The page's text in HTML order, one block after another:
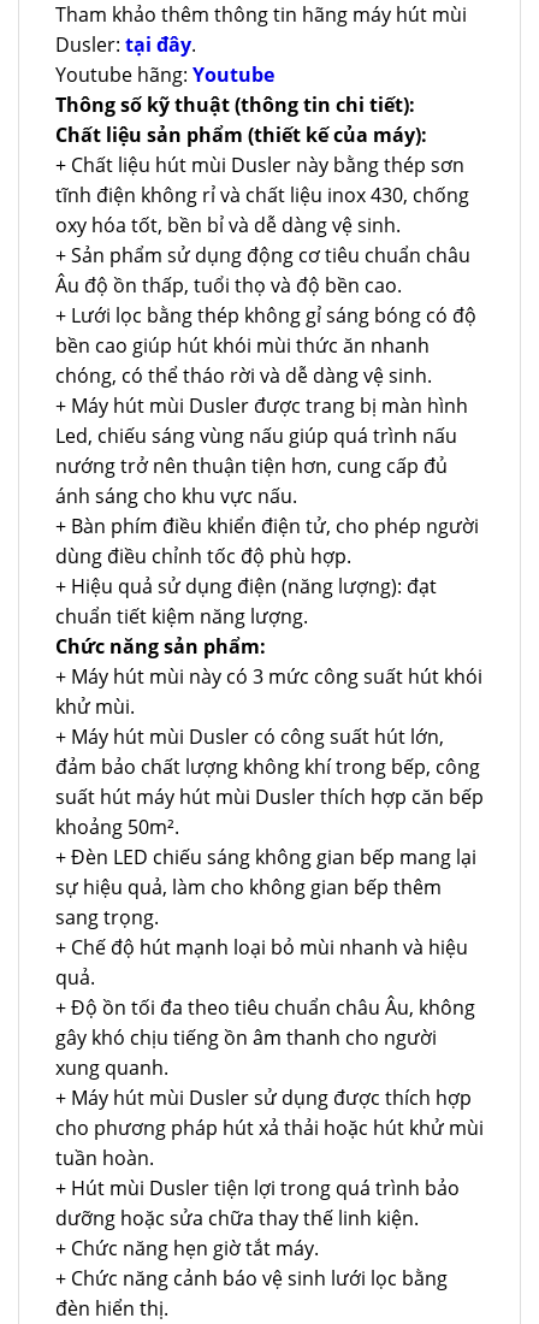
Tham khảo thêm thông tin hãng máy hút mùi
Dusler: tại đây.
Youtube hãng: Youtube
Thông số kỹ thuật (thông tin chi tiết):
Chất liệu sản phẩm (thiết kế của máy):
+ Chất liệu hút mùi Dusler này bằng thép sơn
tĩnh điện không rỉ và chất liệu inox 430, chống
oxy hóa tốt, bền bỉ và dễ dàng vệ sinh.
+ Sản phẩm sử dụng động cơ tiêu chuẩn châu
Âu độ ồn thấp, tuổi thọ và độ bền cao.
+ Lưới lọc bằng thép không gỉ sáng bóng có độ
bền cao giúp hút khói mùi thức ăn nhanh
chóng, có thể tháo rời và dễ dàng vệ sinh.
+ Máy hút mùi Dusler được trang bị màn hình
Led, chiếu sáng vùng nấu giúp quá trình nấu
nướng trở nên thuận tiện hơn, cung cấp đủ
ánh sáng cho khu vực nấu.
+ Bàn phím điều khiển điện tử, cho phép người
dùng điều chỉnh tốc độ phù hợp.
+ Hiệu quả sử dụng điện (năng lượng): đạt
chuẩn tiết kiệm năng lượng.
Chức năng sản phẩm:
+ Máy hút mùi này có 3 mức công suất hút khói
khử mùi.
+ Máy hút mùi Dusler có công suất hút lớn,
đảm bảo chất lượng không khí trong bếp, công
suất hút máy hút mùi Dusler thích hợp căn bếp
khoảng 50m².
+ Đèn LED chiếu sáng không gian bếp mang lại
sự hiệu quả, làm cho không gian bếp thêm
sang trọng.
+ Chế độ hút mạnh loại bỏ mùi nhanh và hiệu
quả.
+ Độ ồn tối đa theo tiêu chuẩn châu Âu, không
gây khó chịu tiếng ồn âm thanh cho người
xung quanh.
+ Máy hút mùi Dusler sử dụng được thích hợp
cho phương pháp hút xả thải hoặc hút khử mùi
tuần hoàn.
+ Hút mùi Dusler tiện lợi trong quá trình bảo
dưỡng hoặc sửa chữa thay thế linh kiện.
+ Chức năng hẹn giờ tắt máy.
+ Chức năng cảnh báo vệ sinh lưới lọc bằng
đèn hiển thị.